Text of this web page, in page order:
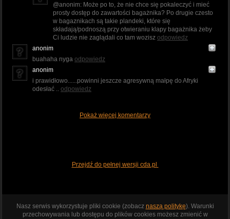
@anonim: Może po to, że nie chce się pokaleczyć i mieć
prosty dostęp do zawartości bagażnika? Po drugie czesto
w bagaznikach są takie plandeki, które się
składają/podnoszą przy otwieraniu klapy bagażnika żeby
Ci ludzie nie zaglądali co tam wozisz odpowiedz
anonim
buahaha nyga odpowiedz
anonim
i prawidłowo......powinni jeszcze agresywną małpę do Afryki
odesłać .. odpowiedz
Pokaż więcej komentarzy
Przejdź do pełnej wersji cda.pl
Nasz serwis wykorzystuje pliki cookie (zobacz naszą politykę). Warunki
przechowywania lub dostępu do plików cookies możesz zmienić w